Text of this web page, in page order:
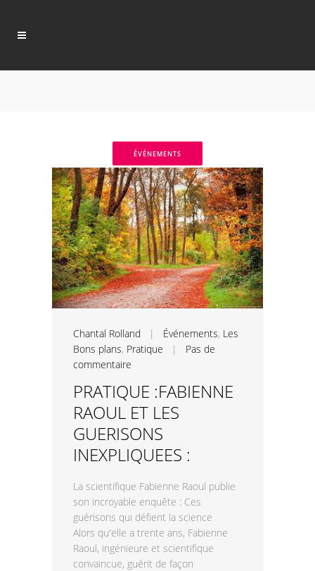
ÉVÉNEMENTS
Chantal Rolland | Événements, Les
Bons plans, Pratique | Pas de
commentaire
PRATIQUE :FABIENNE
RAOUL ET LES
GUERISONS
INEXPLIQUEES :
La scientifique Fabienne Raoul publie
son incroyable enquête : Ces
guérisons qui défient la science
Alors qu'elle a trente ans, Fabienne
Raoul, ingénieure et scientifique
convaincue, guérit de façon